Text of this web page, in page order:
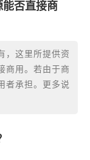
否直接商
，这里所提供资
商用。若由于商
者承担。更多说